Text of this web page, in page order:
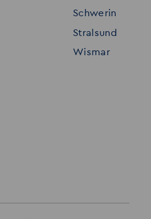
Datenschutz
Impressum
Schwerin
Stralsund
Wismar